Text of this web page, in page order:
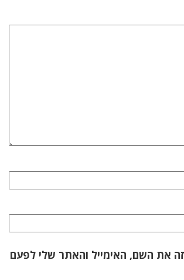
את השם, האימייל והאתר שלי לפעם